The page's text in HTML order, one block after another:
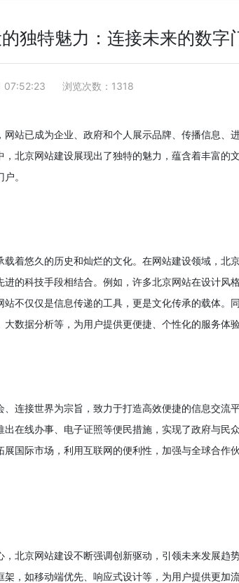
独特魅力：连接未来的数字
07:52:23 浏览次数：1318
站已成为企业、政府和个人展示品牌、传播信息、
，北京网站建设展现出了独特的魅力，蕴含着丰富的
。
载着悠久的历史和灿烂的文化。在网站建设领域，北
进的科技手段相结合。例如，许多北京网站在设计风
站不仅仅是信息传递的工具，更是文化传承的载体。
数据分析等，为用户提供更便捷、个性化的服务体验
、连接世界为宗旨，致力于打造高效便捷的信息交流
在线办事、电子证照等便民措施，实现了政府与民
展国际市场，利用互联网的便利性，加强与全球合作
，北京网站建设不断强调创新驱动，引领未来发展趋
，如移动端优先、响应式设计等，为用户提供更加